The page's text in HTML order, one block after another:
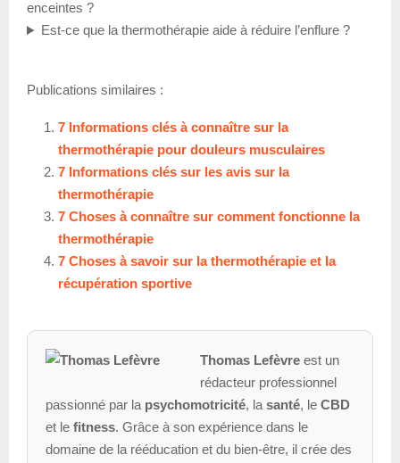
enceintes ?
Est-ce que la thermothérapie aide à réduire l’enflure ?
Publications similaires :
7 Informations clés à connaître sur la
thermothérapie pour douleurs musculaires
7 Informations clés sur les avis sur la
thermothérapie
7 Choses à connaître sur comment fonctionne la
thermothérapie
7 Choses à savoir sur la thermothérapie et la
récupération sportive
Thomas Lefèvreest un
rédacteur professionnel
passionné par la psychomotricité, la santé, le CBD
et le fitness. Grâce à son expérience dans le
domaine de la rééducation et du bien-être, il crée des